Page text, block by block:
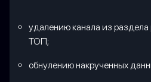
удалению канала из
ТОП;
обнулению накрученных